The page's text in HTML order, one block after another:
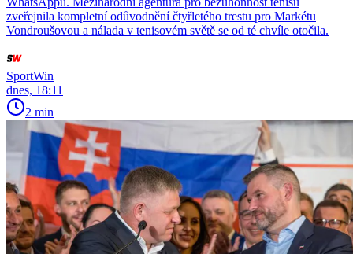
zveřejnila kompletní odůvodnění čtyřletého trestu pro Markétu
Vondroušovou a nálada v tenisovém světě se od té chvíle otočila.
SportWin
dnes, 18:11
2 min